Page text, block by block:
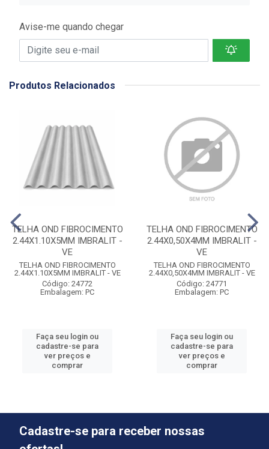
Avise-me quando chegar
Produtos Relacionados
TELHA OND FIBROCIMENTO
2.44X1.10X5MM IMBRALIT -
VE
TELHA OND FIBROCIMENTO
2.44X1.10X5MM IMBRALIT - VE
Código: 24772
Embalagem: PC
Faça seu login ou
cadastre-se para
ver preços e
comprar
TELHA OND FIBROCIMENTO
2.44X0,50X4MM IMBRALIT -
VE
TELHA OND FIBROCIMENTO
2.44X0,50X4MM IMBRALIT - VE
Código: 24771
Embalagem: PC
Faça seu login ou
cadastre-se para
ver preços e
comprar
Cadastre-se para receber nossas